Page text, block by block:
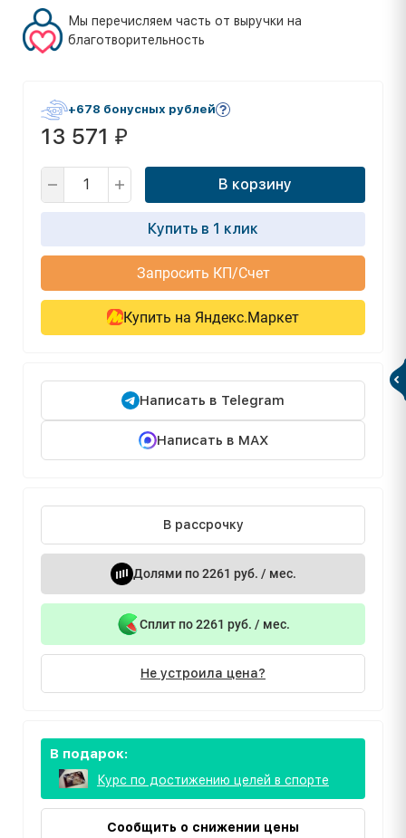
Мы перечисляем часть от выручки на
благотворительность
+678 бонусных рублей
13 571 ₽
В корзину
Купить в 1 клик
Запросить КП/Счет
Купить на Яндекс.Маркет
Написать в Telegram
Написать в MAX
В рассрочку
Долями по 2261 руб. / мес.
Сплит по 2261 руб. / мес.
Не устроила цена?
В подарок:
Курс по достижению целей в спорте
Сообщить о снижении цены